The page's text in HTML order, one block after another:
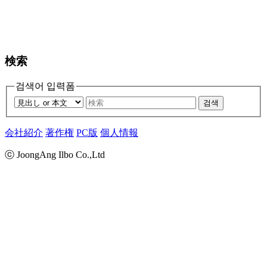
検索
검색어 입력폼
검색
会社紹介 著作権 PC版 個人情報
ⓒ JoongAng Ilbo Co.,Ltd